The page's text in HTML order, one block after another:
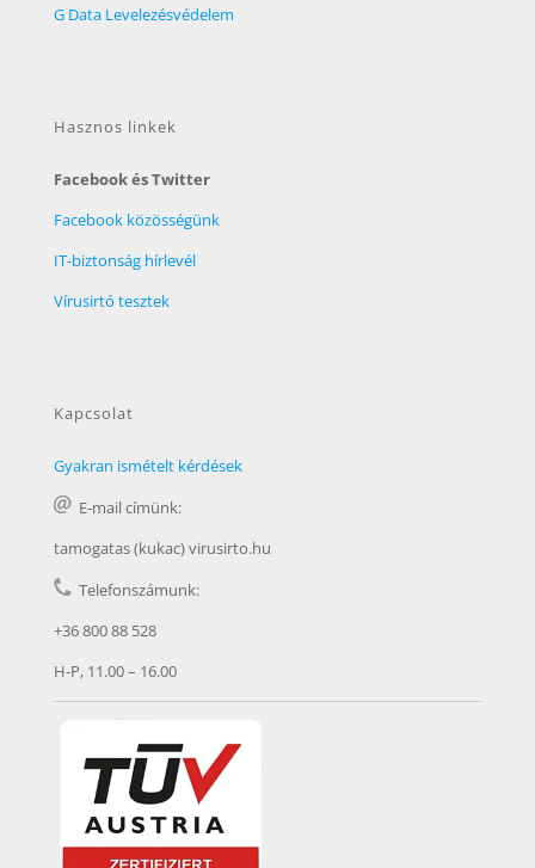
G Data Levelezésvédelem
Hasznos linkek
Facebook és Twitter
Facebook közösségünk
IT-biztonság hírlevél
Vírusirtó tesztek
Kapcsolat
Gyakran ismételt kérdések
E-mail címünk:
tamogatas (kukac) virusirto.hu
Telefonszámunk:
+36 800 88 528
H-P, 11.00 – 16.00